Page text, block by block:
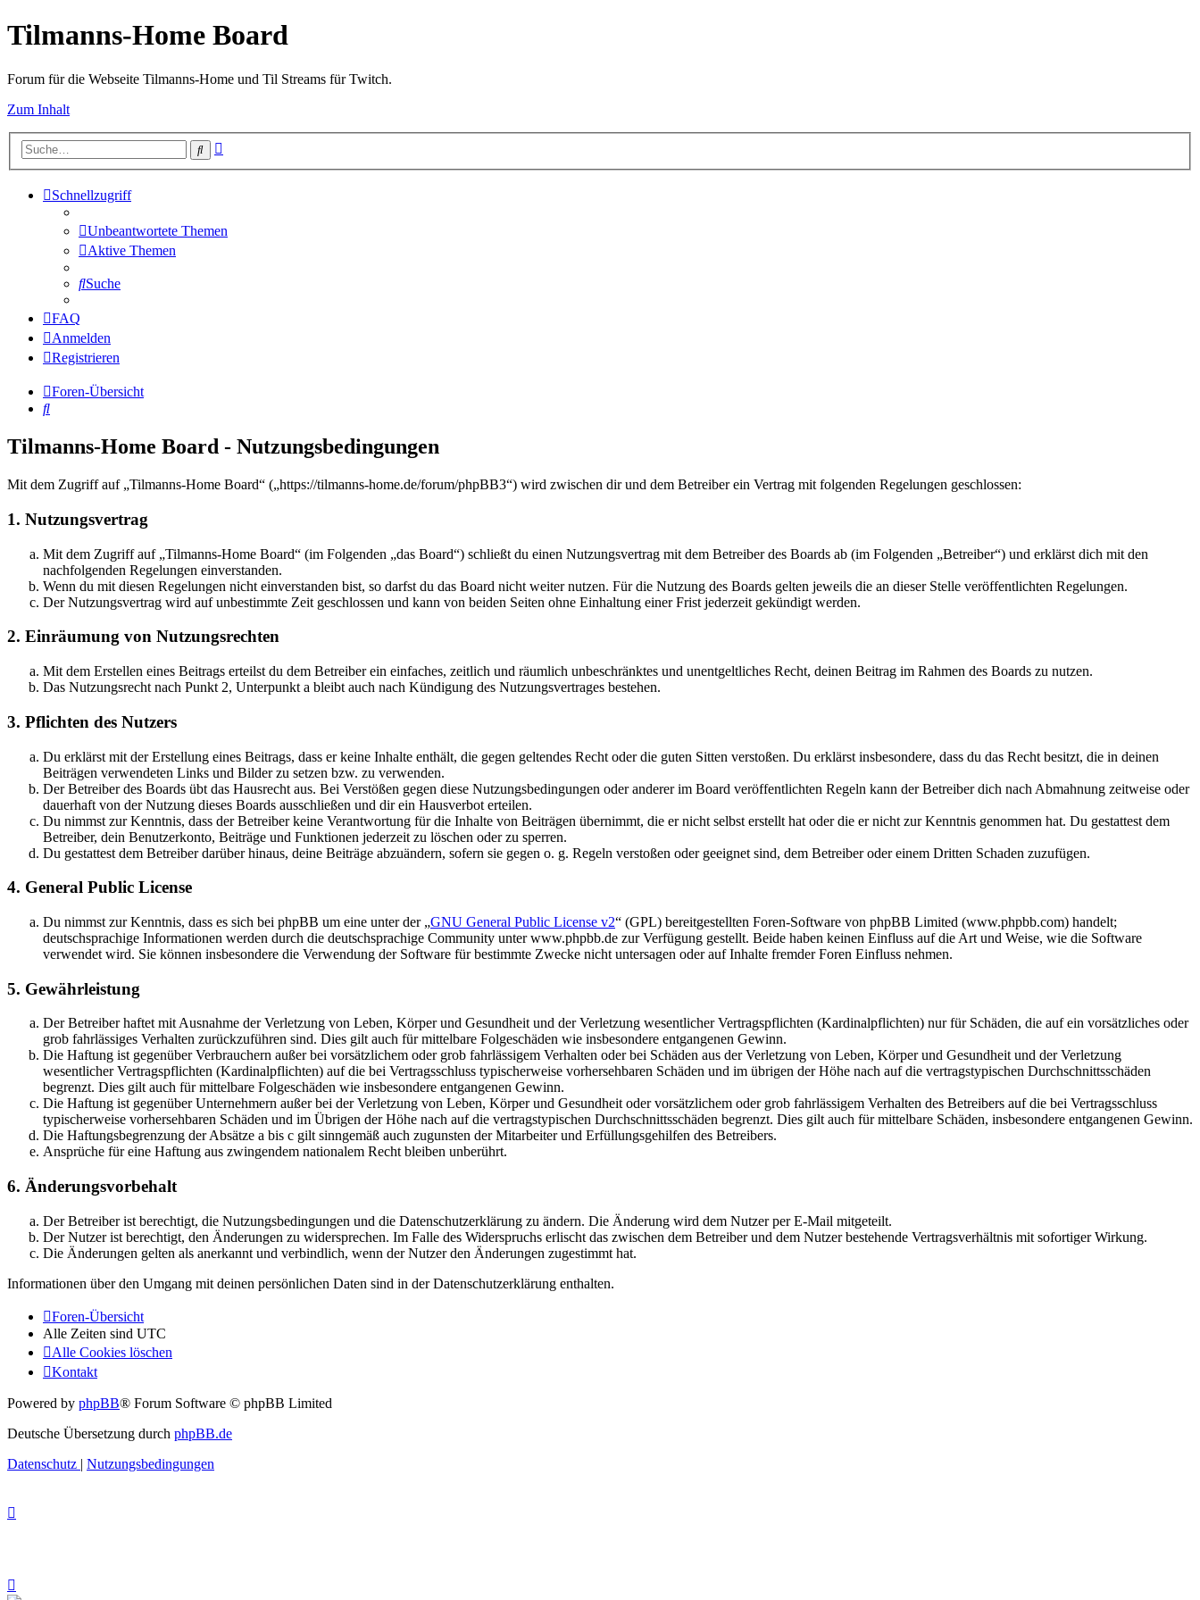
Tilmanns-Home Board
Forum für die Webseite Tilmanns-Home und Til Streams für Twitch.
Zum Inhalt
Suche
Schnellzugriff
Unbeantwortete Themen
Aktive Themen
Suche
FAQ
Anmelden
Registrieren
Foren-Übersicht
Suche
Tilmanns-Home Board - Nutzungsbedingungen
Mit dem Zugriff auf „Tilmanns-Home Board“ („https://tilmanns-home.de/forum/phpBB3“) wird zwischen dir und dem Betreiber ein Vertrag mit folgenden Regelungen geschlossen:
1. Nutzungsvertrag
Mit dem Zugriff auf „Tilmanns-Home Board“ (im Folgenden „das Board“) schließt du einen Nutzungsvertrag mit dem Betreiber des Boards ab (im Folgenden „Betreiber“) und erklärst dich mit den
nachfolgenden Regelungen einverstanden.
Wenn du mit diesen Regelungen nicht einverstanden bist, so darfst du das Board nicht weiter nutzen. Für die Nutzung des Boards gelten jeweils die an dieser Stelle veröffentlichten Regelungen.
Der Nutzungsvertrag wird auf unbestimmte Zeit geschlossen und kann von beiden Seiten ohne Einhaltung einer Frist jederzeit gekündigt werden.
2. Einräumung von Nutzungsrechten
Mit dem Erstellen eines Beitrags erteilst du dem Betreiber ein einfaches, zeitlich und räumlich unbeschränktes und unentgeltliches Recht, deinen Beitrag im Rahmen des Boards zu nutzen.
Das Nutzungsrecht nach Punkt 2, Unterpunkt a bleibt auch nach Kündigung des Nutzungsvertrages bestehen.
3. Pflichten des Nutzers
Du erklärst mit der Erstellung eines Beitrags, dass er keine Inhalte enthält, die gegen geltendes Recht oder die guten Sitten verstoßen. Du erklärst insbesondere, dass du das Recht besitzt, die in deinen
Beiträgen verwendeten Links und Bilder zu setzen bzw. zu verwenden.
Der Betreiber des Boards übt das Hausrecht aus. Bei Verstößen gegen diese Nutzungsbedingungen oder anderer im Board veröffentlichten Regeln kann der Betreiber dich nach Abmahnung zeitweise oder
dauerhaft von der Nutzung dieses Boards ausschließen und dir ein Hausverbot erteilen.
Du nimmst zur Kenntnis, dass der Betreiber keine Verantwortung für die Inhalte von Beiträgen übernimmt, die er nicht selbst erstellt hat oder die er nicht zur Kenntnis genommen hat. Du gestattest dem
Betreiber, dein Benutzerkonto, Beiträge und Funktionen jederzeit zu löschen oder zu sperren.
Du gestattest dem Betreiber darüber hinaus, deine Beiträge abzuändern, sofern sie gegen o. g. Regeln verstoßen oder geeignet sind, dem Betreiber oder einem Dritten Schaden zuzufügen.
4. General Public License
Du nimmst zur Kenntnis, dass es sich bei phpBB um eine unter der „GNU General Public License v2“ (GPL) bereitgestellten Foren-Software von phpBB Limited (www.phpbb.com) handelt;
deutschsprachige Informationen werden durch die deutschsprachige Community unter www.phpbb.de zur Verfügung gestellt. Beide haben keinen Einfluss auf die Art und Weise, wie die Software
verwendet wird. Sie können insbesondere die Verwendung der Software für bestimmte Zwecke nicht untersagen oder auf Inhalte fremder Foren Einfluss nehmen.
5. Gewährleistung
Der Betreiber haftet mit Ausnahme der Verletzung von Leben, Körper und Gesundheit und der Verletzung wesentlicher Vertragspflichten (Kardinalpflichten) nur für Schäden, die auf ein vorsätzliches oder
grob fahrlässiges Verhalten zurückzuführen sind. Dies gilt auch für mittelbare Folgeschäden wie insbesondere entgangenen Gewinn.
Die Haftung ist gegenüber Verbrauchern außer bei vorsätzlichem oder grob fahrlässigem Verhalten oder bei Schäden aus der Verletzung von Leben, Körper und Gesundheit und der Verletzung
wesentlicher Vertragspflichten (Kardinalpflichten) auf die bei Vertragsschluss typischerweise vorhersehbaren Schäden und im übrigen der Höhe nach auf die vertragstypischen Durchschnittsschäden
begrenzt. Dies gilt auch für mittelbare Folgeschäden wie insbesondere entgangenen Gewinn.
Die Haftung ist gegenüber Unternehmern außer bei der Verletzung von Leben, Körper und Gesundheit oder vorsätzlichem oder grob fahrlässigem Verhalten des Betreibers auf die bei Vertragsschluss
typischerweise vorhersehbaren Schäden und im Übrigen der Höhe nach auf die vertragstypischen Durchschnittsschäden begrenzt. Dies gilt auch für mittelbare Schäden, insbesondere entgangenen Gewinn.
Die Haftungsbegrenzung der Absätze a bis c gilt sinngemäß auch zugunsten der Mitarbeiter und Erfüllungsgehilfen des Betreibers.
Ansprüche für eine Haftung aus zwingendem nationalem Recht bleiben unberührt.
6. Änderungsvorbehalt
Der Betreiber ist berechtigt, die Nutzungsbedingungen und die Datenschutzerklärung zu ändern. Die Änderung wird dem Nutzer per E-Mail mitgeteilt.
Der Nutzer ist berechtigt, den Änderungen zu widersprechen. Im Falle des Widerspruchs erlischt das zwischen dem Betreiber und dem Nutzer bestehende Vertragsverhältnis mit sofortiger Wirkung.
Die Änderungen gelten als anerkannt und verbindlich, wenn der Nutzer den Änderungen zugestimmt hat.
Informationen über den Umgang mit deinen persönlichen Daten sind in der Datenschutzerklärung enthalten.
Foren-Übersicht
Alle Zeiten sind UTC
Alle Cookies löschen
Kontakt
Powered by phpBB® Forum Software © phpBB Limited
Deutsche Übersetzung durch phpBB.de
Datenschutz | Nutzungsbedingungen